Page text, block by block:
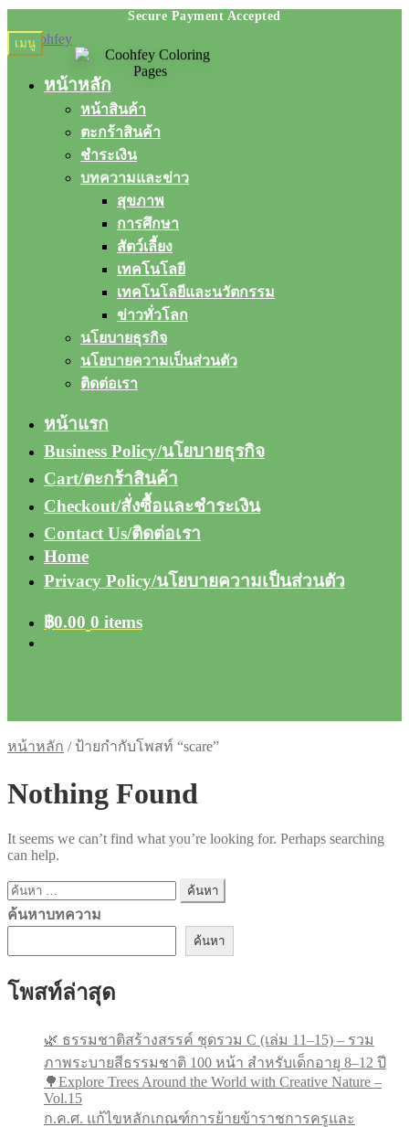
Skip
to
Skip
to
เมนู
หน้าหลัก
หน้าสินค้า
ตะกร้าสินค้า
ชำระเงิน
บทความและข่าว
สุขภาพ
การศึกษา
สัตว์เลี้ยง
เทคโนโลยี
เทคโนโลยีและนวัตกรรม
ข่าวทั่วโลก
นโยบายธุรกิจ
นโยบายความเป็นส่วนตัว
ติดต่อเรา
หน้าแรก
Business Policy/นโยบายธุรกิจ
Cart/ตะกร้าสินค้า
Checkout/สั่งซื้อและชำระเงิน
Contact Us/ติดต่อเรา
Home
Privacy Policy/นโยบายความเป็นส่วนตัว
฿0.00 0 items
หน้าหลัก / ป้ายกำกับโพสท์ “scare”
Nothing Found
It seems we can’t find what you’re looking for. Perhaps searching
can help.
ค้นหา
สำหรับ:
ค้นหาบทความ
ค้นหา
โพสท์ล่าสุด
🌿 ธรรมชาติสร้างสรรค์ ชุดรวม C (เล่ม 11–15) – รวม
ภาพระบายสีธรรมชาติ 100 หน้า สำหรับเด็กอายุ 8–12 ปี
🌳Explore Trees Around the World with Creative Nature –
Vol.15
ก.ค.ศ. แก้ไขหลักเกณฑ์การย้ายข้าราชการครูและ